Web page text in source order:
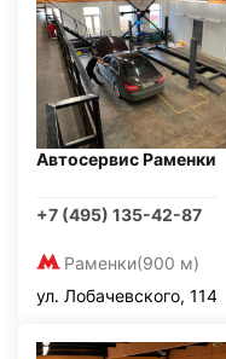
Автосервис Раменки
+7 (495) 135-42-87
Раменки(900 м)
ул. Лобачевского, 114